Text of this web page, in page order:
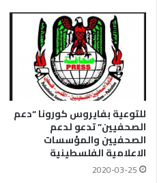
للتوعية بفايروس كورونا “دعم
الصحفيين” تدعو لدعم
الصحفيين والمؤسسات
الاعلامية الفلسطينية
2020-03-25